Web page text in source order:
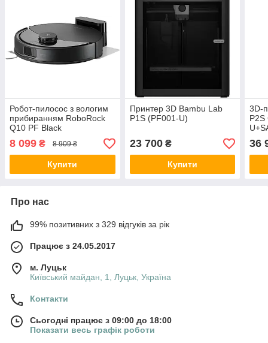
Робот-пилосос з вологим
прибиранням RoboRock
Q10 PF Black
8 099 ₴ 8 909 ₴
Купити
Принтер 3D Bambu Lab
P1S (PF001-U)
23 700₴
Купити
3D-
P2S
36
Про нас
99% позитивних з 329 відгуків за рік
Працює з 24.05.2017
м. Луцьк
Київський майдан, 1, Луцьк, Україна
Контакти
Сьогодні працює з 09:00 до 18:00
Показати весь графік роботи